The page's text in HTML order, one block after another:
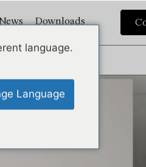
Downloads
language.
Language